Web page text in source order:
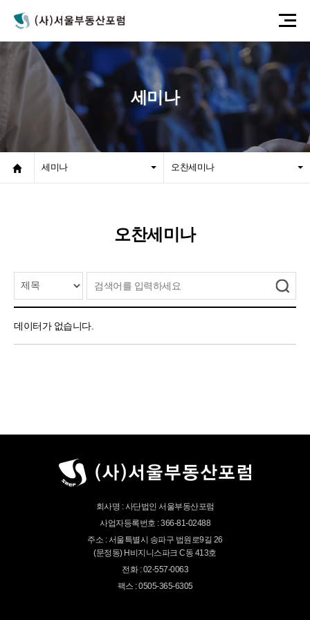
세미나
세미나 오찬세미나
오찬세미나
데이터가 없습니다.
회사명 : 사단법인 서울부동산포럼
사업자등록번호 : 366-81-02488
주소 : 서울특별시 송파구 법원로9길 26
(문정동) H비지니스파크 C동 413호
전화 : 02-557-0063
팩스 : 0505-365-6305